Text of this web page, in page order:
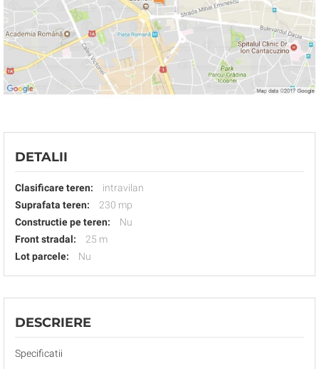
DETALII
Clasificare teren:
intravilan
Suprafata teren:
230 mp
Constructie pe teren:
Nu
Front stradal:
25 m
Lot parcele:
Nu
DESCRIERE
Specificatii